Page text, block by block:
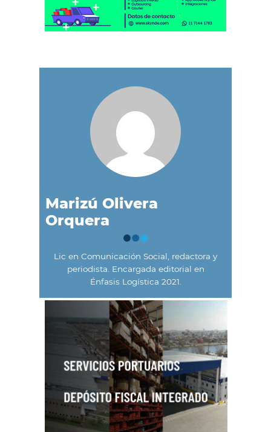
Marizú Olivera
Orquera
Lic en Comunicación Social, redactora y
periodista. Encargada editorial en
Énfasis Logística 2021.